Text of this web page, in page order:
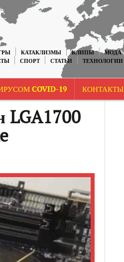
КАТАКЛИЗМЫ КЛИПЫ МОДА
СПОРТ СТАТЬИ ТЕХНОЛОГИИ
COVID-19 КОНТАКТЫ
LGA1700